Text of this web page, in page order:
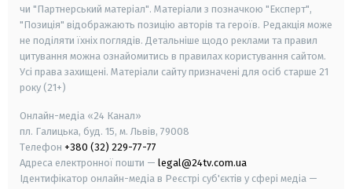
чи "Партнерський матеріал". Матеріали з позначкою "Експерт",
"Позиція" відображають позицію авторів та героїв. Редакція може
не поділяти їхніх поглядів. Детальніше щодо реклами та правил
цитування можна ознайомитись в правилах користування сайтом.
Усі права захищені. Матеріали сайту призначені для осіб старше 21
року (21+)
Онлайн-медіа «24 Канал»
пл. Галицька, буд. 15, м. Львів, 79008
Телефон +380 (32) 229-77-77
Адреса електронної пошти — legal@24tv.com.ua
Ідентифікатор онлайн-медіа в Реєстрі суб'єктів у сфері медіа —